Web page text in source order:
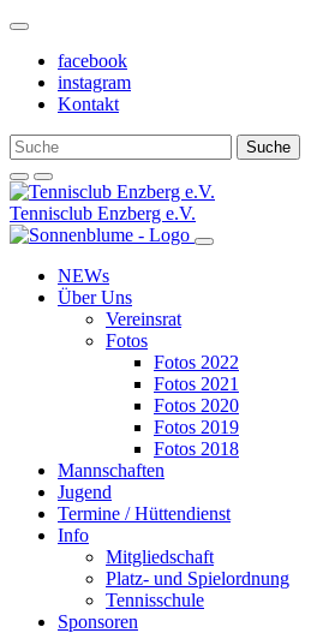
Weiter
Inhalt
facebook
instagram
Kontakt
Tennisclub Enzberg e.V.
NEWs
Über Uns
Vereinsrat
Fotos
Fotos 2022
Fotos 2021
Fotos 2020
Fotos 2019
Fotos 2018
Mannschaften
Jugend
Termine / Hüttendienst
Info
Mitgliedschaft
Platz- und Spielordnung
Tennisschule
Sponsoren